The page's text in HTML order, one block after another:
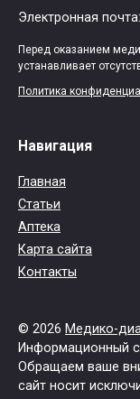
Электронная
Перед оказанием
устанавливает
Политика
Навигация
Главная
Статьи
Аптека
Карта сайта
Контакты
© 2026 Медико-
Информационный
Обращаем ваше
сайт носит